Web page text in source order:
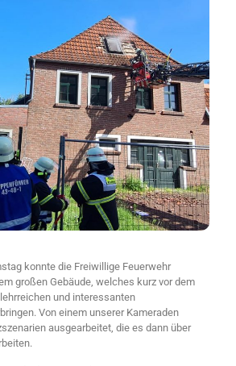
konnte die Freiwillige Feuerwehr
großen Gebäude, welches kurz vor dem
und interessanten
Von einem unserer Kameraden
ausgearbeitet, die es dann über